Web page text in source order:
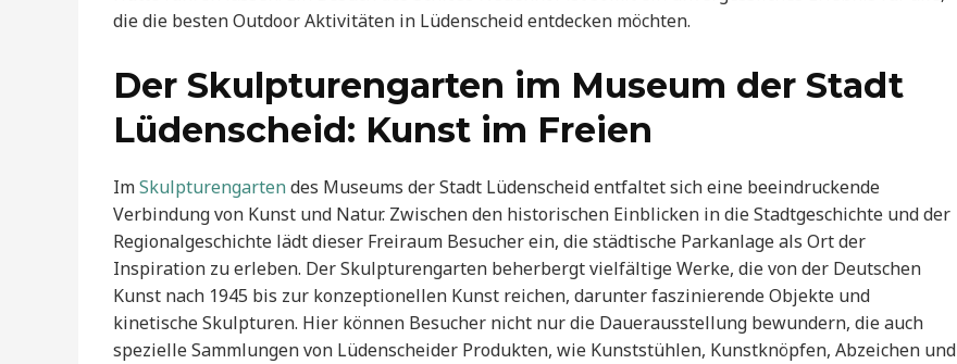
die die besten Outdoor Aktivitäten in Lüdenscheid entdecken möchten.
Der Skulpturengarten im Museum der Stadt
Lüdenscheid: Kunst im Freien
ImSkulpturengartendes Museums der Stadt Lüdenscheid entfaltet sich eine beeindruckende
Verbindung von Kunst und Natur. Zwischen den historischen Einblicken in die Stadtgeschichte und der
Regionalgeschichte lädt dieser Freiraum Besucher ein, die städtische Parkanlage als Ort der
Inspiration zu erleben. Der Skulpturengarten beherbergt vielfältige Werke, die von der Deutschen
Kunst nach 1945 bis zur konzeptionellen Kunst reichen, darunter faszinierende Objekte und
kinetische Skulpturen. Hier können Besucher nicht nur die Dauerausstellung bewundern, die auch
spezielle Sammlungen von Lüdenscheider Produkten, wie Kunststühlen, Kunstknöpfen, Abzeichen und